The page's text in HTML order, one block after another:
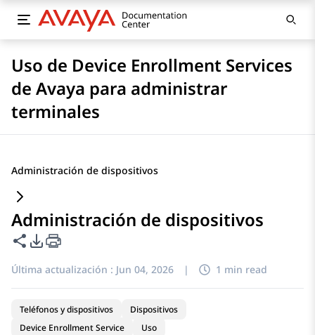
Uso de Device Enrollment Services
de Avaya para administrar
terminales
Administración de dispositivos
Administración de dispositivos
Compartir esta página
Opciones de exportación de PDF
Última actualización : Jun 04, 2026 | 1 min read
Teléfonos y dispositivos
Dispositivos
Device Enrollment Service
Uso